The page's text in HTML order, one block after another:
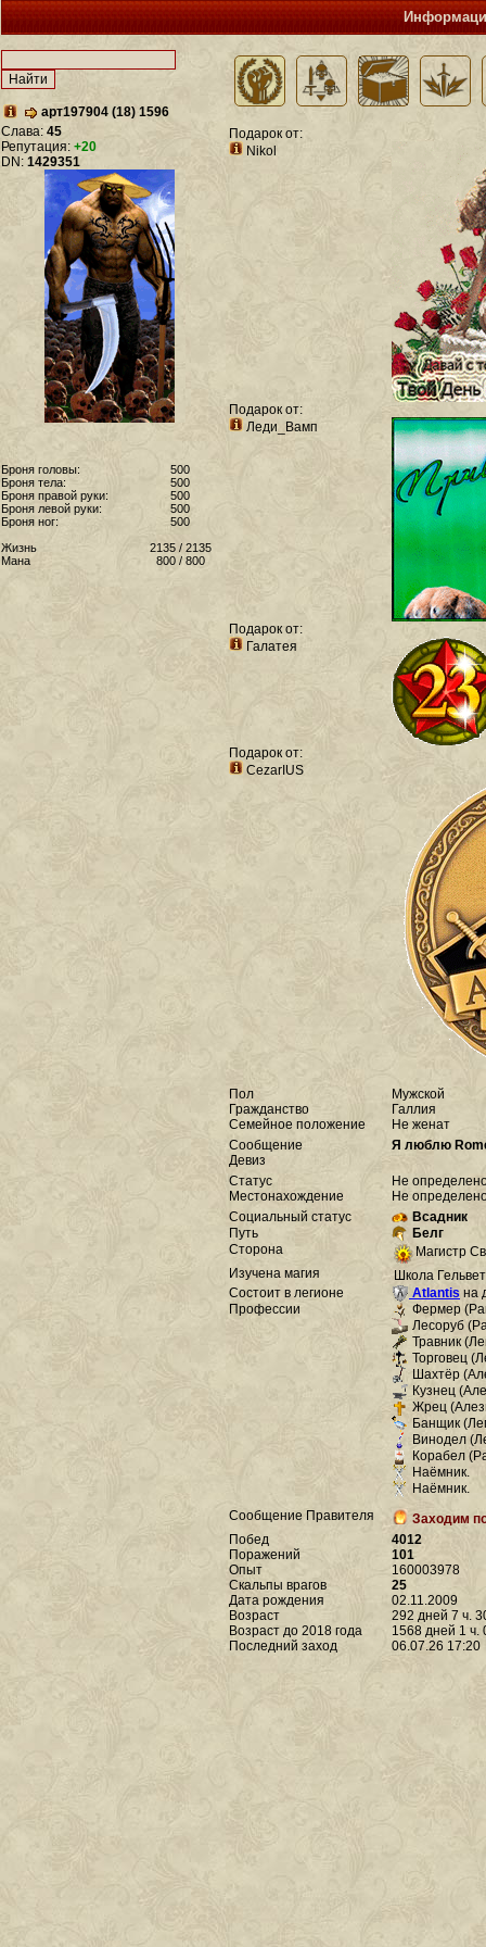
арт197904 (18) 1596
Слава: 45
Репутация: +20
DN: 1429351
Броня головы:
500
Броня тела:
500
Броня правой руки:
500
Броня левой руки:
500
Броня ног:
500
Жизнь
2135 / 2135
Мана
800 / 800
Подарок от:
Nikol
Подарок от:
Леди_Вамп
Подарок от:
Галатея
Подарок от:
CezarIUS
Пол
Мужской
Гражданство
Галлия
Семейное положение
Не женат
Сообщение
Я люблю
Девиз
Статус
Не
Местонахождение
Не
Социальный статус
Всадник
Путь
Белг
Сторона
Магистр
Изучена магия
Школа
Состоит в легионе
Atlantis на
Профессии
Фермер
Лесоруб
Травник
Торговец
Шахтёр
Кузнец
Жрец
Банщик
Винодел
Корабел
Наёмник.
Наёмник.
Сообщение Правителя
Заходим
Побед
4012
Поражений
101
Опыт
160003978
Скальпы врагов
25
Дата рождения
02.11.2009
Возраст
292 дней 7 ч.
Возраст до 2018 года
1568 дней 1 ч.
Последний заход
06.07.26 17:20